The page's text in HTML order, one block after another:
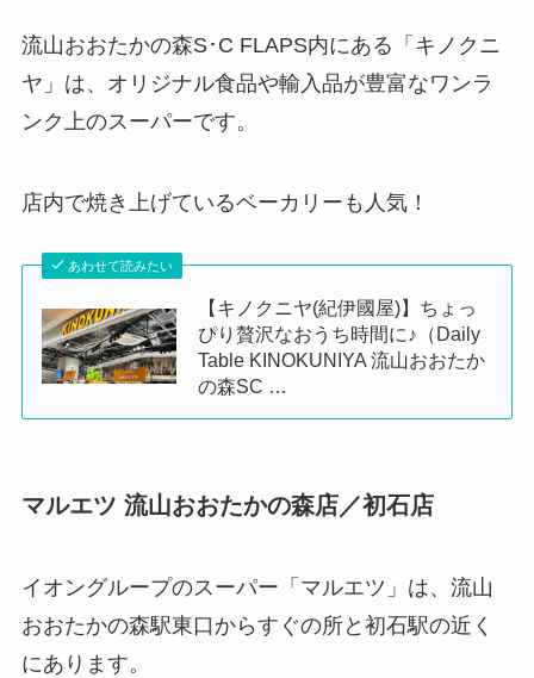
流山おおたかの森S･C FLAPS内にある「キノクニ
ヤ」は、オリジナル食品や輸入品が豊富なワンラ
ンク上のスーパーです。
店内で焼き上げているベーカリーも人気！
あわせて読みたい
【キノクニヤ(紀伊國屋)】ちょっ
ぴり贅沢なおうち時間に♪（Daily
Table KINOKUNIYA 流⼭おおたか
の森SC …
マルエツ 流山おおたかの森店／初石店
イオングループのスーパー「マルエツ」は、流山
おおたかの森駅東口からすぐの所と初石駅の近く
にあります。